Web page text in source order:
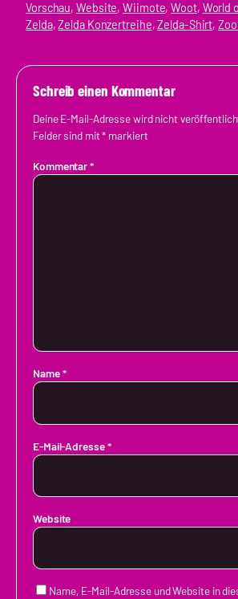
Vorschau, Website, Wiimote, Woot, World
Zelda, Zelda Konzertreihe, Zelda-Shirt,
Schreib einen Kommentar
Deine E-Mail-Adresse wird nicht
Felder sind mit* markiert
Kommentar*
Name*
E-Mail-Adresse*
Website
Name, E-Mail-Adresse und Website in